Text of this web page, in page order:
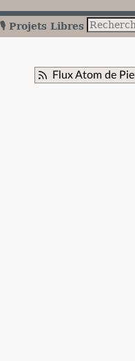
🎙️ Projets Libres
Flux Atom de